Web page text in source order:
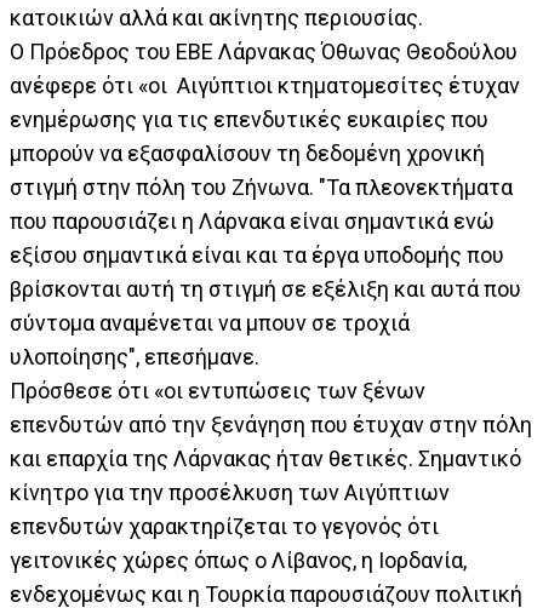
κατοικιών αλλά και ακίνητης περιουσίας.
Ο Πρόεδρος του ΕΒΕ Λάρνακας Όθωνας Θεοδούλου
ανέφερε ότι «οι Αιγύπτιοι κτηματομεσίτες έτυχαν
ενημέρωσης για τις επενδυτικές ευκαιρίες που
μπορούν να εξασφαλίσουν τη δεδομένη χρονική
στιγμή στην πόλη του Ζήνωνα. "Τα πλεονεκτήματα
που παρουσιάζει η Λάρνακα είναι σημαντικά ενώ
εξίσου σημαντικά είναι και τα έργα υποδομής που
βρίσκονται αυτή τη στιγμή σε εξέλιξη και αυτά που
σύντομα αναμένεται να μπουν σε τροχιά
υλοποίησης", επεσήμανε.
Πρόσθεσε ότι «οι εντυπώσεις των ξένων
επενδυτών από την ξενάγηση που έτυχαν στην πόλη
και επαρχία της Λάρνακας ήταν θετικές. Σημαντικό
κίνητρο για την προσέλκυση των Αιγύπτιων
επενδυτών χαρακτηρίζεται το γεγονός ότι
γειτονικές χώρες όπως ο Λίβανος, η Ιορδανία,
ενδεχομένως και η Τουρκία παρουσιάζουν πολιτική